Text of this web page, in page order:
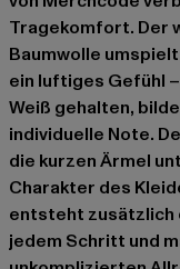
Tragekomfort. Der
Baumwolle
ein luftiges Gefühl
Weiß gehalten,
individuelle Note.
die kurzen Ärmel
Charakter des
entsteht zusätzlich
jedem Schritt und